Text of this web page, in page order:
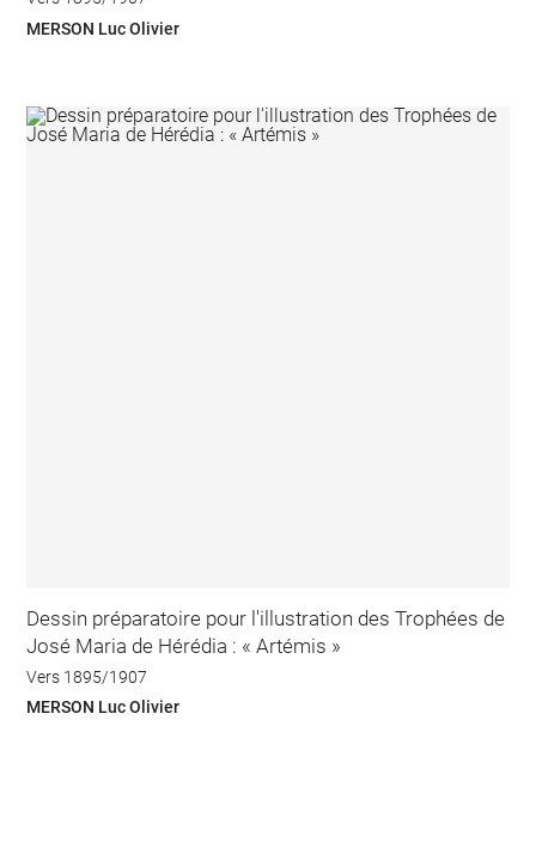
MERSON Luc Olivier
Dessin préparatoire pour l'illustration des Trophées de
José Maria de Hérédia : « Artémis »
Vers 1895/1907
MERSON Luc Olivier